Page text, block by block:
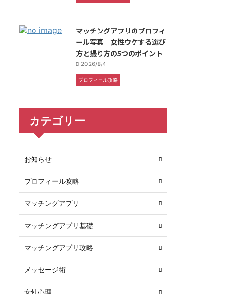
マッチングアプリのプロフィ
ール写真｜女性ウケする選び
方と撮り方の5つのポイント
2026/8/4
プロフィール攻略
カテゴリー
お知らせ
プロフィール攻略
マッチングアプリ
マッチングアプリ基礎
マッチングアプリ攻略
メッセージ術
女性心理